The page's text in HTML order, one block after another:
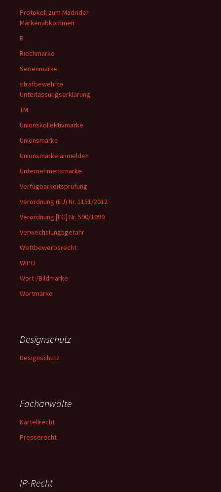
Protokoll zum Madrider
Markenabkommen
R
Riechmarke
Serienmarke
strafbewehrte
Unterlassungserklärung
TM
Unionskollektivmarke
Unionsmarke
Unionsmarke anmelden
Unternehmensmarke
Verfügbarkeitsprüfung
Verordnung (EU) Nr. 1151/2012
Verordnung [EG] Nr. 590/1999
Verwechslungsgefahr
Wettbewerbsrecht
WIPO
Wort-/Bildmarke
Wortmarke
Designschutz
Designschutz
Fachanwälte
Kartellrecht
Presserecht
IP-Recht